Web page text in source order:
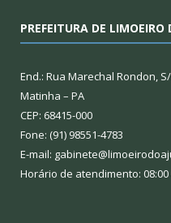
PREFEITURA DE LIMOEIRO
End.: Rua Marechal Rondon,
Matinha – PA
CEP: 68415-000
Fone: (91) 98551-4783
E-mail:
Horário de atendimento: 08:00